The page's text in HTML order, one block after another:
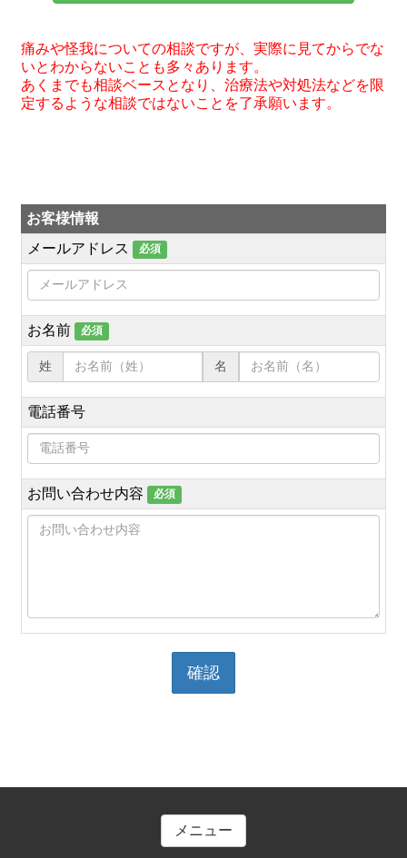
痛みや怪我についての相談ですが、実際に見てからでな
いとわからないことも多々あります。
あくまでも相談ベースとなり、治療法や対処法などを限
定するような相談ではないことを了承願います。
お客様情報
メールアドレス
必須
お名前 必須
姓 名
電話番号
お問い合わせ内容 必須
確認
メニュー